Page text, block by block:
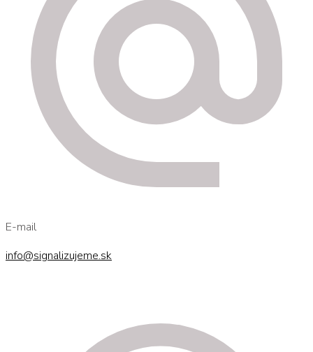
E-mail
info@signalizujeme.sk